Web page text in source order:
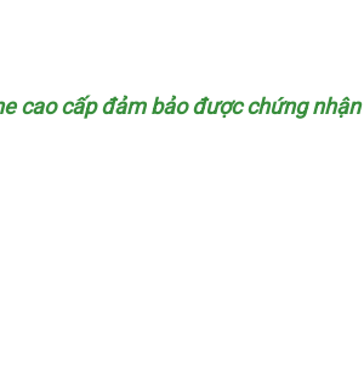
cao cấp đảm bảolớn
được chứng nhận